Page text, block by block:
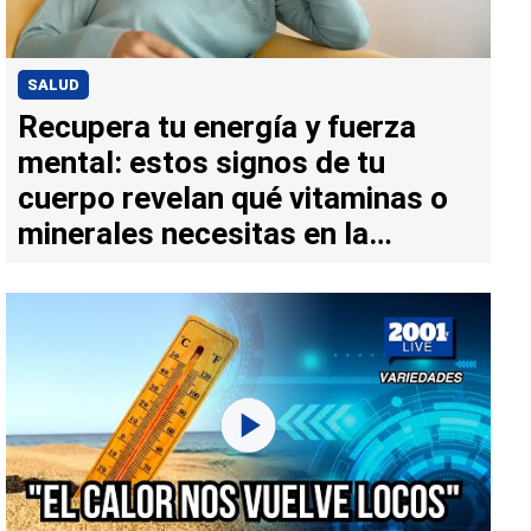
SALUD
Recupera tu energía y fuerza
mental: estos signos de tu
cuerpo revelan qué vitaminas o
minerales necesitas en la